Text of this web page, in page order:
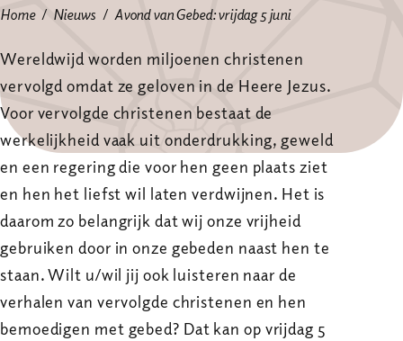
Home Nieuws Avond van Gebed: vrijdag 5 juni
Wereldwijd worden miljoenen christenen
vervolgd omdat ze geloven in de Heere Jezus.
Voor vervolgde christenen bestaat de
werkelijkheid vaak uit onderdrukking, geweld
en een regering die voor hen geen plaats ziet
en hen het liefst wil laten verdwijnen. Het is
daarom zo belangrijk dat wij onze vrijheid
gebruiken door in onze gebeden naast hen te
staan. Wilt u/wil jij ook luisteren naar de
verhalen van vervolgde christenen en hen
bemoedigen met gebed? Dat kan op vrijdag 5